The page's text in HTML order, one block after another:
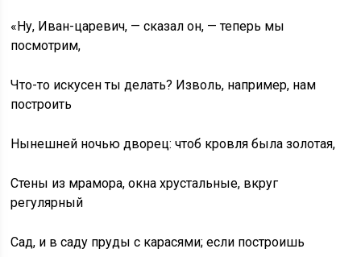
«Ну, Иван-царевич, — сказал он, — теперь мы
посмотрим,
Что-то искусен ты делать? Изволь, например, нам
построить
Нынешней ночью дворец: чтоб кровля была золотая,
Стены из мрамора, окна хрустальные, вкруг
регулярный
Сад, и в саду пруды с карасями; если построишь